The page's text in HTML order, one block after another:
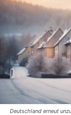
Deutschland erneut